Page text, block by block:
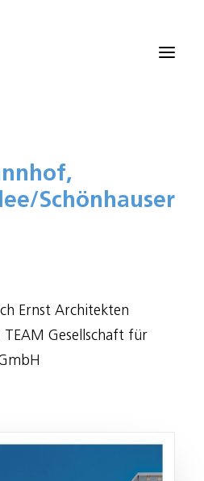
Schönhauser
Ernst Architekten
TEAM Gesellschaft für